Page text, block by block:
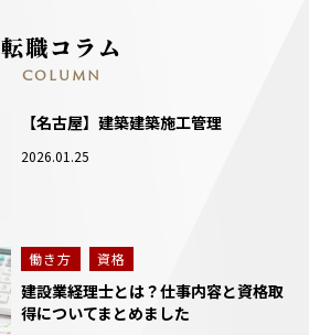
転職コラム
COLUMN
【名古屋】建築建築施工管理
2026.01.25
働き方 資格
建設業経理士とは？仕事内容と資格取
得についてまとめました